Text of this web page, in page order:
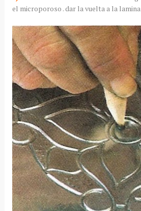
el microporoso . dar la vuelta a la